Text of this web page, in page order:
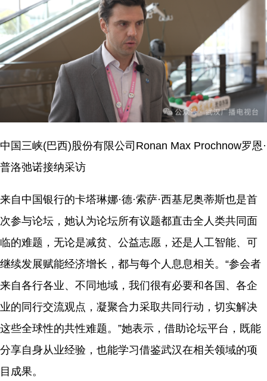
中国三峡(巴西)股份有限公司Ronan Max Prochnow罗恩·
普洛弛诺接纳采访
来自中国银行的卡塔琳娜·德·索萨·西基尼奥蒂斯也是首
次参与论坛，她认为论坛所有议题都直击全人类共同面
临的难题，无论是减贫、公益志愿，还是人工智能、可
继续发展赋能经济增长，都与每个人息息相关。“参会者
来自各行各业、不同地域，我们很有必要和各国、各企
业的同行交流观点，凝聚合力采取共同行动，切实解决
这些全球性的共性难题。”她表示，借助论坛平台，既能
分享自身从业经验，也能学习借鉴武汉在相关领域的项
目成果。